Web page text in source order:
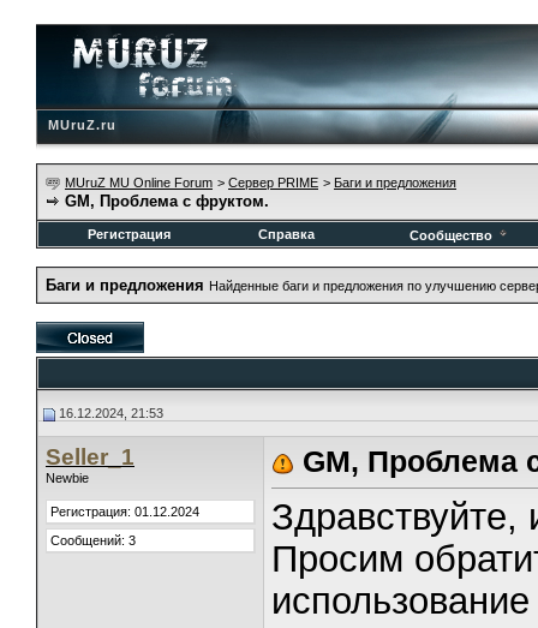
MUruZ.ru
MUruZ MU Online Forum > Сервер PRIME > Баги и предложения
GM, Проблема с фруктом.
Регистрация Справка Сообщество
Баги и предложения Найденные баги и предложения по улучшению
16.12.2024, 21:53
Seller_1
Newbie
Регистрация: 01.12.2024
Сообщений: 3
GM, Проблема
Здравствуйте,
Просим